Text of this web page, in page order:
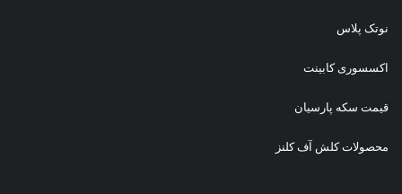
نوتک پلاس
اکسسوری کابینت
قیمت سکه پارسیان
محصولات کلش آف کلنز